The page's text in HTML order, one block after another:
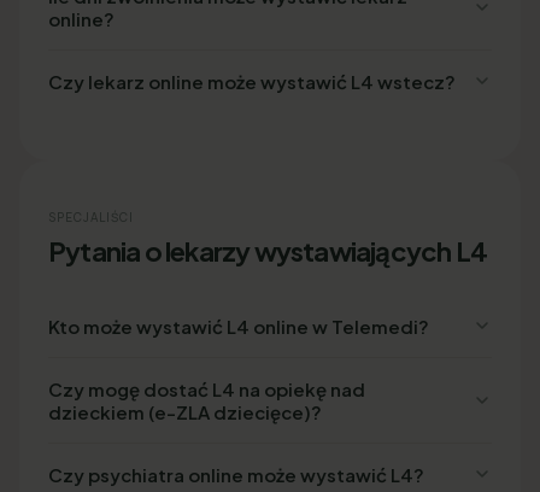
online?
Czy lekarz online może wystawić L4 wstecz?
SPECJALIŚCI
Pytania o lekarzy wystawiających L4
Kto może wystawić L4 online w Telemedi?
Czy mogę dostać L4 na opiekę nad
dzieckiem (e-ZLA dziecięce)?
Czy psychiatra online może wystawić L4?